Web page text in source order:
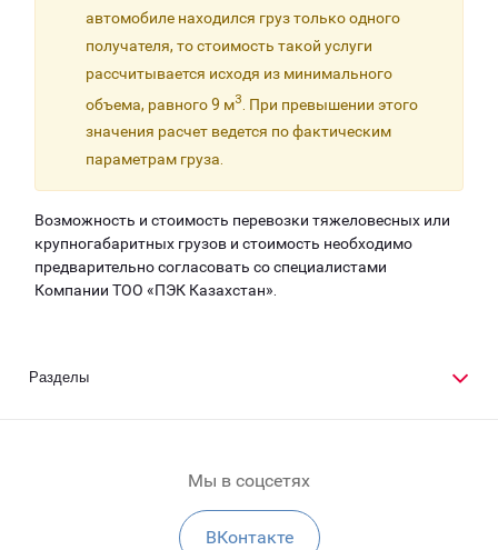
Разделы
автомобиле находился груз только одного
получателя, то стоимость такой услуги
рассчитывается исходя из минимального
объема, равного 9 м3 . При превышении этого
значения расчет ведется по фактическим
параметрам груза.
Возможность и стоимость перевозки тяжеловесных или
крупногабаритных грузов и стоимость необходимо
предварительно согласовать со специалистами
Компании ТОО «ПЭК Казахстан».
Мы в соцсетях
ВКонтакте